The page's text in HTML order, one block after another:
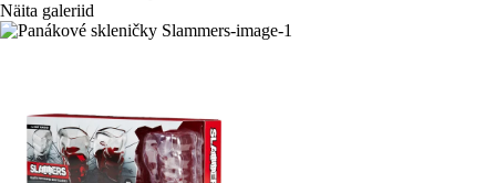
Näita galeriid